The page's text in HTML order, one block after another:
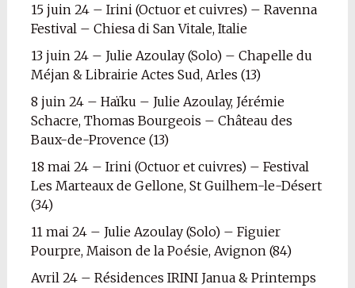
15 juin 24 – Irini (Octuor et cuivres) – Ravenna
Festival – Chiesa di San Vitale, Italie
13 juin 24 – Julie Azoulay (Solo) – Chapelle du
Méjan & Librairie Actes Sud, Arles (13)
8 juin 24 – Haïku – Julie Azoulay, Jérémie
Schacre, Thomas Bourgeois – Château des
Baux-de-Provence (13)
18 mai 24 – Irini (Octuor et cuivres) – Festival
Les Marteaux de Gellone, St Guilhem-le-Désert
(34)
11 mai 24 – Julie Azoulay (Solo) – Figuier
Pourpre, Maison de la Poésie, Avignon (84)
Avril 24 – Résidences IRINI Janua & Printemps